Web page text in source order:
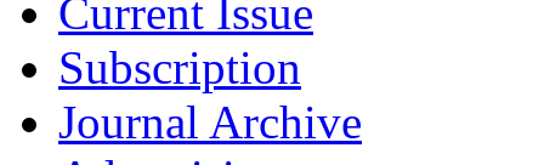
Current Issue
Subscription
Journal Archive